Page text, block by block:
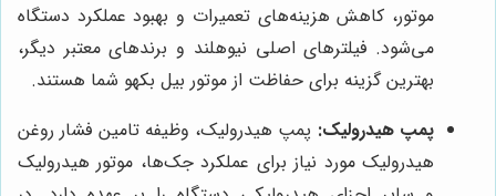
موتور، کاهش هزینه‌های تعمیرات و بهبود عملکرد دستگاه
می‌شود. فیلترهای اصلی نیوهلند و برندهای معتبر دیگر،
بهترین گزینه برای حفاظت از موتور بیل بکهو شما هستند.
پمپ هیدرولیک: پمپ هیدرولیک، وظیفه تامین فشار روغن
هیدرولیک مورد نیاز برای عملکرد جک‌ها، موتور هیدرولیک